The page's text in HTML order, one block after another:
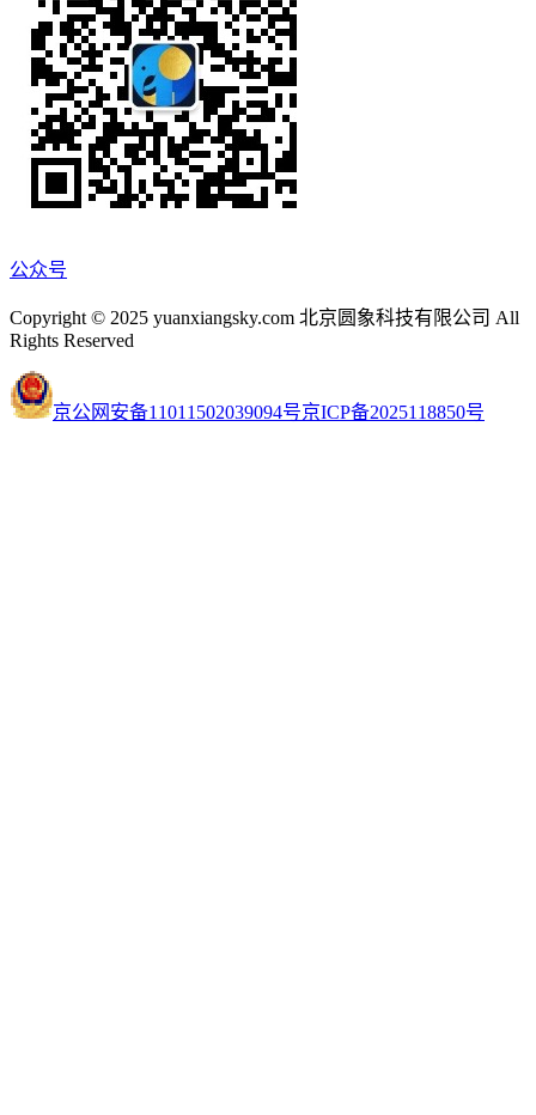
公众号
Copyright © 2025 yuanxiangsky.com 北京圆象科技有限公司 All
Rights Reserved
京公网安备11011502039094号京ICP备2025118850号